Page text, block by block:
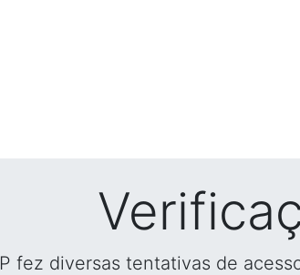
fez diversas tentativas de